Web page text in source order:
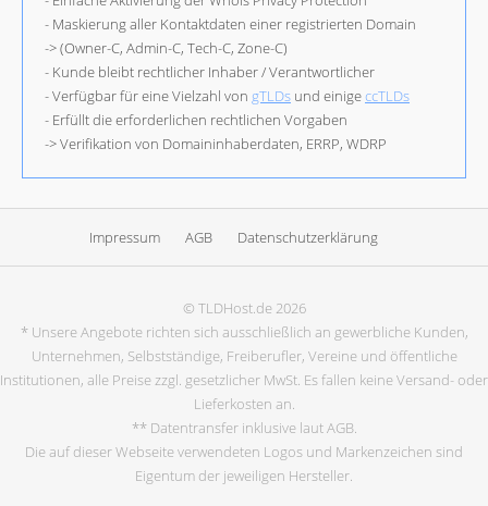
- Maskierung aller Kontaktdaten einer registrierten Domain
-> (Owner-C, Admin-C, Tech-C, Zone-C)
- Kunde bleibt rechtlicher Inhaber / Verantwortlicher
- Verfügbar für eine Vielzahl von gTLDs und einigeccTLDs
- Erfüllt die erforderlichen rechtlichen Vorgaben
-> Verifikation von Domaininhaberdaten, ERRP, WDRP
Impressum AGB Datenschutzerklärung
© TLDHost.de 2026
* Unsere Angebote richten sich ausschließlich an gewerbliche Kunden,
Unternehmen, Selbstständige, Freiberufler, Vereine und öffentliche
Institutionen, alle Preise zzgl. gesetzlicher MwSt. Es fallen keine Versand- oder
Lieferkosten an.
** Datentransfer inklusive laut AGB.
Die auf dieser Webseite verwendeten Logos und Markenzeichen sind
Eigentum der jeweiligen Hersteller.